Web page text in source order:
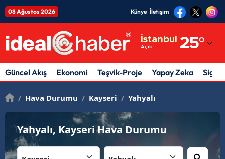
08 Ağustos 2026 Künye İletişim
İstanbul
Açık 25°
Adıyaman
Afyonkarahisar
Amasya
Ankara
Antalya
Güncel Akış Ekonomi Teşvik-Proje Yapay Zeka
/ Hava Durumu / Kayseri / Yahyalı
Yahyalı, Kayseri Hava Durumu